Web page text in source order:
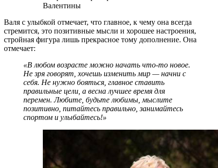
Валентины
Валя с улыбкой отмечает, что главное, к чему она всегда
стремится, это позитивные мысли и хорошее настроения,
стройная фигура лишь прекрасное тому дополнение. Она
отмечает:
«В любом возрасте можно начать что-то новое.
Не зря говорят, хочешь изменить мир — начни с
себя. Не нужно бояться, главное ставить
правильные цели, а весна лучшее время для
перемен. Любите, будьте любимы, мыслите
позитивно, питайтесь правильно, занимайтесь
спортом и улыбайтесь!»